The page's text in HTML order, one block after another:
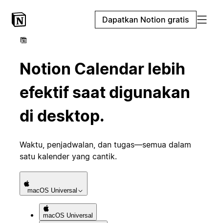
Dapatkan Notion gratis
Notion Calendar lebih
efektif saat digunakan
di desktop.
Waktu, penjadwalan, dan tugas—semua dalam
satu kalender yang cantik.
macOS Universal
macOS Universal